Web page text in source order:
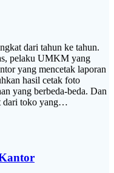
dari tahun ke tahun.
pelaku UMKM yang
yang mencetak laporan
hasil cetak foto
yang berbeda-beda. Dan
dari toko yang…